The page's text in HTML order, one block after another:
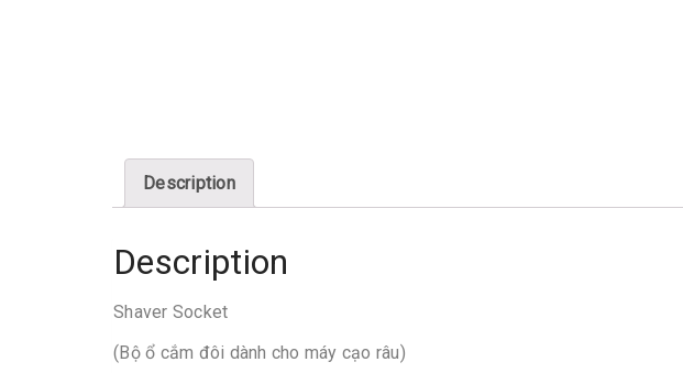
Description
Description
Shaver Socket
(Bộ ổ cắm đôi dành cho máy cạo râu)